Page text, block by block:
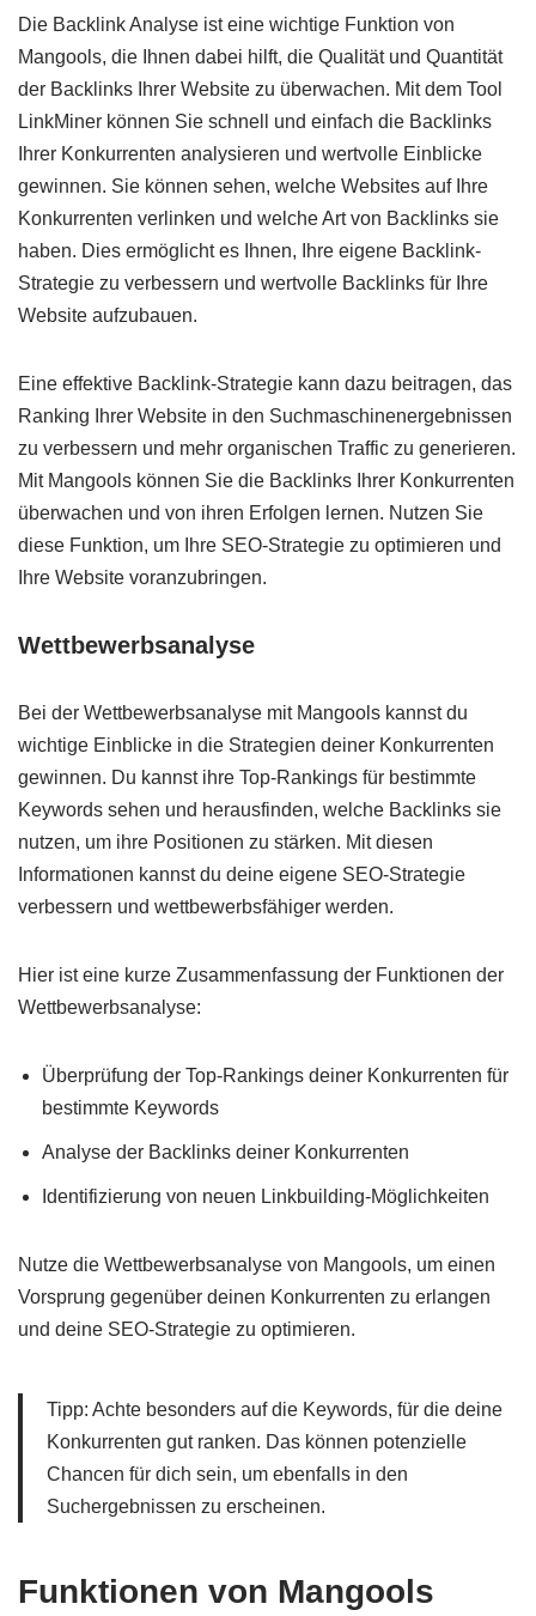
Die Backlink Analyse ist eine wichtige Funktion von
Mangools, die Ihnen dabei hilft, die Qualität und Quantität
der Backlinks Ihrer Website zu überwachen. Mit dem Tool
LinkMiner können Sie schnell und einfach die Backlinks
Ihrer Konkurrenten analysieren und wertvolle Einblicke
gewinnen. Sie können sehen, welche Websites auf Ihre
Konkurrenten verlinken und welche Art von Backlinks sie
haben. Dies ermöglicht es Ihnen, Ihre eigene Backlink-
Strategie zu verbessern und wertvolle Backlinks für Ihre
Website aufzubauen.
Eine effektive Backlink-Strategie kann dazu beitragen, das
Ranking Ihrer Website in den Suchmaschinenergebnissen
zu verbessern und mehr organischen Traffic zu generieren.
Mit Mangools können Sie die Backlinks Ihrer Konkurrenten
überwachen und von ihren Erfolgen lernen. Nutzen Sie
diese Funktion, um Ihre SEO-Strategie zu optimieren und
Ihre Website voranzubringen.
Wettbewerbsanalyse
Bei der Wettbewerbsanalyse mit Mangools kannst du
wichtige Einblicke in die Strategien deiner Konkurrenten
gewinnen. Du kannst ihre Top-Rankings für bestimmte
Keywords sehen und herausfinden, welche Backlinks sie
nutzen, um ihre Positionen zu stärken. Mit diesen
Informationen kannst du deine eigene SEO-Strategie
verbessern und wettbewerbsfähiger werden.
Hier ist eine kurze Zusammenfassung der Funktionen der
Wettbewerbsanalyse:
Überprüfung der Top-Rankings deiner Konkurrenten für
bestimmte Keywords
Analyse der Backlinks deiner Konkurrenten
Identifizierung von neuen Linkbuilding-Möglichkeiten
Nutze die Wettbewerbsanalyse von Mangools, um einen
Vorsprung gegenüber deinen Konkurrenten zu erlangen
und deine SEO-Strategie zu optimieren.
Tipp: Achte besonders auf die Keywords, für die deine
Konkurrenten gut ranken. Das können potenzielle
Chancen für dich sein, um ebenfalls in den
Suchergebnissen zu erscheinen.
Funktionen von Mangools